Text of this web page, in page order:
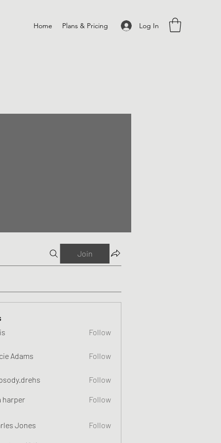
Log In
Home Plans & Pricing
Join
Follow
Adams Follow
Follow
harper Follow
Jones Follow